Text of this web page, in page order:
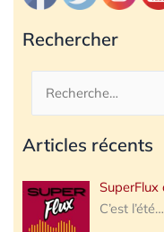
Rechercher
Rechercher :
Articles récents
SuperFlux
C’est